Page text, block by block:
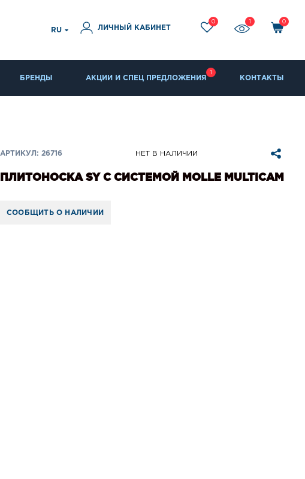
RU ЛИЧНЫЙ КАБИНЕТ
0 0
БРЕНДЫ АКЦИИ И СПЕЦ ПРЕДЛОЖЕНИЯ КОНТАКТЫ
АРТИКУЛ: 26716 НЕТ В НАЛИЧИИ
ПЛИТОНОСКА SY С СИСТЕМОЙ MOLLE MULTICAM
СООБЩИТЬ О НАЛИЧИИ